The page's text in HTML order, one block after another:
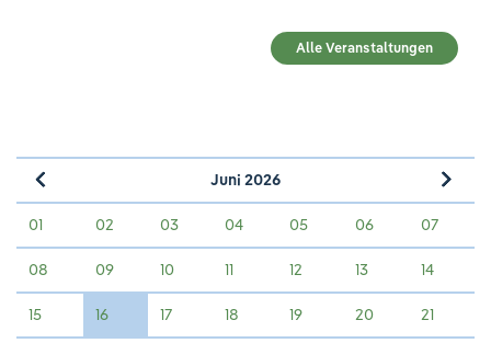
Alle Veranstaltungen
«
Juni 2026 »
01 02 03 04 05 06 07
08 09 10 11 12 13 14
15 16 17 18 19 20 21